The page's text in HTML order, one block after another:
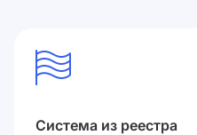
Система из реестра